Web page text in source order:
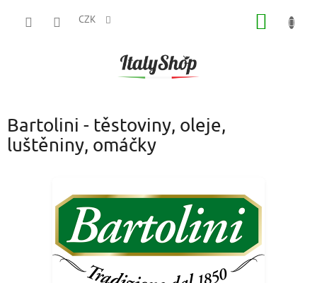
CZK
Bartolini - těstoviny, oleje,
luštěniny, omáčky